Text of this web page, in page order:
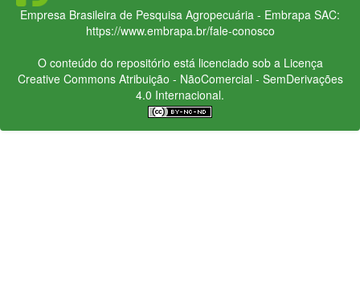
Empresa Brasileira de Pesquisa Agropecuária - Embrapa SAC:
https://www.embrapa.br/fale-conosco
O conteúdo do repositório está licenciado sob a Licença
Creative CommonsAtribuição - NãoComercial - SemDerivações
4.0 Internacional.